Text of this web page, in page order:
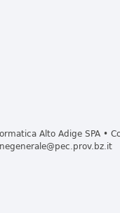
Alto Adige SPA •